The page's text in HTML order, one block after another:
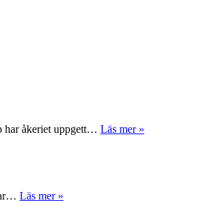
har åkeriet uppgett… Läs mer »
Läs mer »